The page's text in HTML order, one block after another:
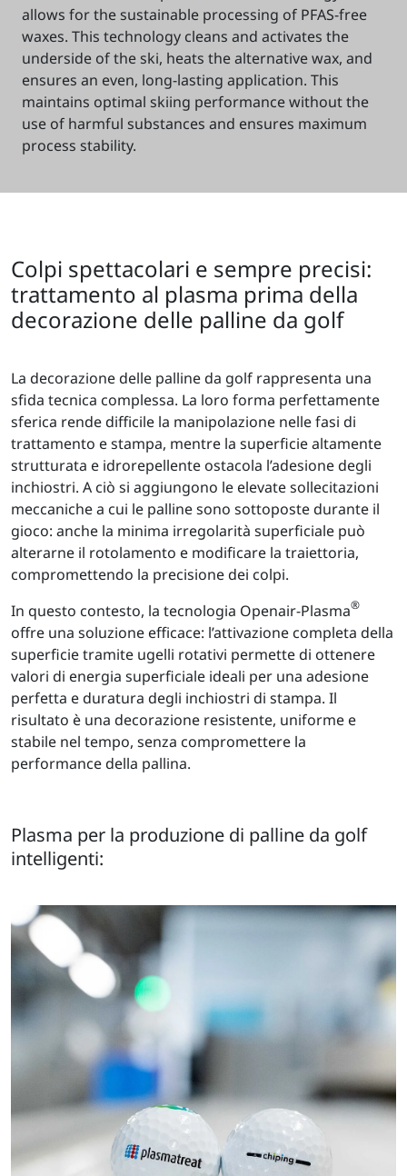
allows for the sustainable processing of PFAS-free
waxes. This technology cleans and activates the
underside of the ski, heats the alternative wax, and
ensures an even, long-lasting application. This
maintains optimal skiing performance without the
use of harmful substances and ensures maximum
process stability.
Colpi spettacolari e sempre precisi:
trattamento al plasma prima della
decorazione delle palline da golf
La decorazione delle palline da golf rappresenta una
sfida tecnica complessa. La loro forma perfettamente
sferica rende difficile la manipolazione nelle fasi di
trattamento e stampa, mentre la superficie altamente
strutturata e idrorepellente ostacola l’adesione degli
inchiostri. A ciò si aggiungono le elevate sollecitazioni
meccaniche a cui le palline sono sottoposte durante il
gioco: anche la minima irregolarità superficiale può
alterarne il rotolamento e modificare la traiettoria,
compromettendo la precisione dei colpi.
In questo contesto, la tecnologia Openair-Plasma®
offre una soluzione efficace: l’attivazione completa della
superficie tramite ugelli rotativi permette di ottenere
valori di energia superficiale ideali per una adesione
perfetta e duratura degli inchiostri di stampa. Il
risultato è una decorazione resistente, uniforme e
stabile nel tempo, senza compromettere la
performance della pallina.
Plasma per la produzione di palline da golf
intelligenti: